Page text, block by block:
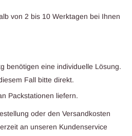
von 2 bis 10 Werktagen bei Ihnen
benötigen eine individuelle Lösung.
Fall bitte direkt.
Packstationen liefern.
oder den Versandkosten
an unseren Kundenservice